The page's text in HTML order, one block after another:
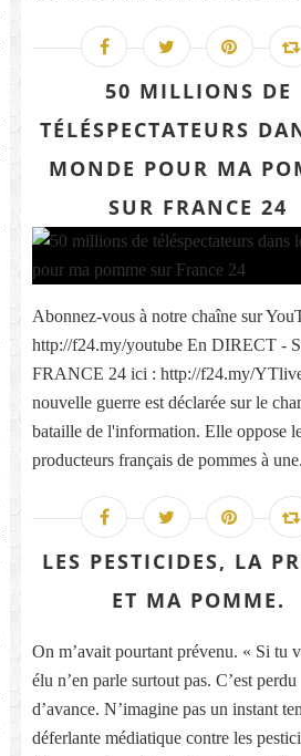
50 MILLIONS DE
TÉLÉSPECTATEURS
MONDE POUR MA
SUR FRANCE 24
Abonnez-vous à notre chaîne sur
http://f24.my/youtube En DIRECT -
FRANCE 24 ici : http://f24.my/
nouvelle guerre est déclarée sur le
bataille de l'information. Elle oppose
producteurs français de pommes à
LES PESTICIDES, LA
ET MA POMME.
On m’avait pourtant prévenu. « Si tu
élu n’en parle surtout pas. C’est perdu
d’avance. N’imagine pas un instant
déferlante médiatique contre les